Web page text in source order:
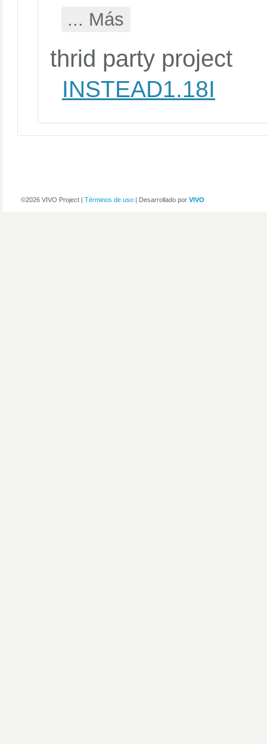
... Más
thrid party project
INSTEAD1.18I
©2026 VIVO Project | Términos de uso | Desarrollado por VIVO